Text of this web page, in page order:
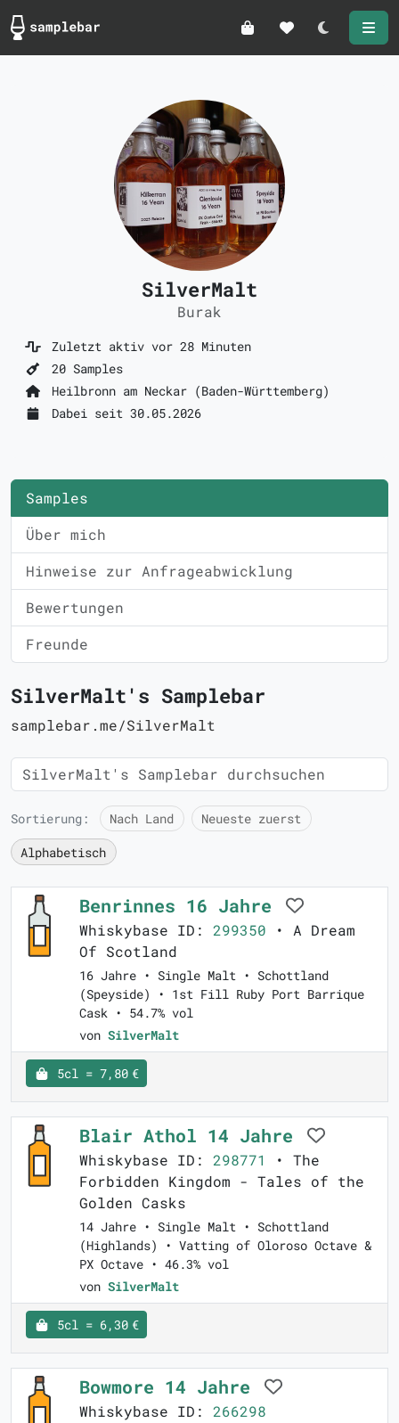
Darkmode
SilverMalt
Burak
Zuletzt aktiv vor 28 Minuten
20 Samples
Heilbronn am Neckar (Baden-Württemberg)
Dabei seit 30.05.2026
Samples
Über mich
Hinweise zur Anfrageabwicklung
Bewertungen
Freunde
SilverMalt's Samplebar
samplebar.me/SilverMalt
Sortierung: Nach Land
Neueste zuerst
Alphabetisch
Benrinnes 16 Jahre
Whiskybase ID: 299350 • A Dream
Of Scotland
16 Jahre • Single Malt • Schottland
(Speyside) • 1st Fill Ruby Port Barrique
Cask • 54.7% vol
von SilverMalt
5cl = 7,80 €
Blair Athol 14 Jahre
Whiskybase ID: 298771
• The
Forbidden Kingdom - Tales of the
Golden Casks
14 Jahre • Single Malt • Schottland
(Highlands) • Vatting of Oloroso Octave &
PX Octave • 46.3% vol
von SilverMalt
5cl = 6,30 €
Bowmore 14 Jahre
Whiskybase ID: 266298